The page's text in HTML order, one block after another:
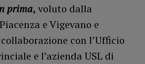
prima, voluto dalla
e Vigevano e
con l’Ufficio
e l’azienda USL di